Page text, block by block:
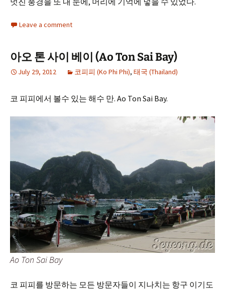
Leave a comment
아오 톤 사이 베이 (Ao Ton Sai Bay)
July 29, 2012 코피피 (Ko Phi Phi), 태국 (Thailand)
코 피피에서 볼수 있는 해수 만. Ao Ton Sai Bay.
Ao Ton Sai Bay
코 피피를 방문하는 모든 방문자들이 지나치는 항구 이기도